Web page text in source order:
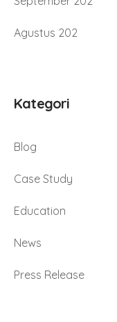
Agustus 202
Kategori
Blog
Case Study
Education
News
Press Release